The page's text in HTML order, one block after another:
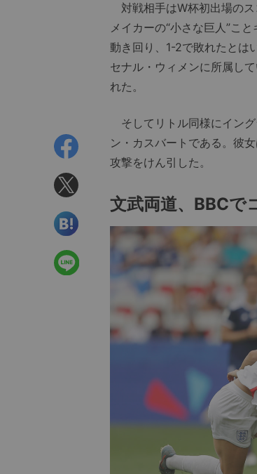
対戦相手はW杯初出場の
メイカーの“小さな巨人”こ
動き回り、1-2で敗れたとは
セナル・ウィメンに所属し
れた。
そしてリトル同様にイン
ン・カスバートである。彼
攻撃をけん引した。
文武両道、BBCで